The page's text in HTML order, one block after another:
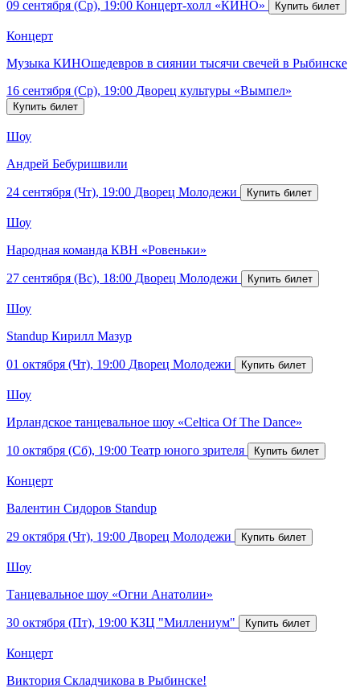
09 сентября (Ср), 19:00 Концерт-холл «КИНО»
Концерт
Музыка КИНОшедевров в сиянии тысячи свечей в Рыбинске
16 сентября (Ср), 19:00 Дворец культуры «Вымпел»
Шоу
Андрей Бебуришвили
24 сентября (Чт), 19:00 Дворец Молодежи
Шоу
Народная команда КВН «Ровеньки»
27 сентября (Вс), 18:00 Дворец Молодежи
Шоу
Standup Кирилл Мазур
01 октября (Чт), 19:00 Дворец Молодежи
Шоу
Ирландское танцевальное шоу «Celtica Of The Dance»
10 октября (Сб), 19:00 Театр юного зрителя
Концерт
Валентин Сидоров Standup
29 октября (Чт), 19:00 Дворец Молодежи
Шоу
Танцевальное шоу «Огни Анатолии»
30 октября (Пт), 19:00 КЗЦ "Миллениум"
Концерт
Виктория Складчикова в Рыбинске!